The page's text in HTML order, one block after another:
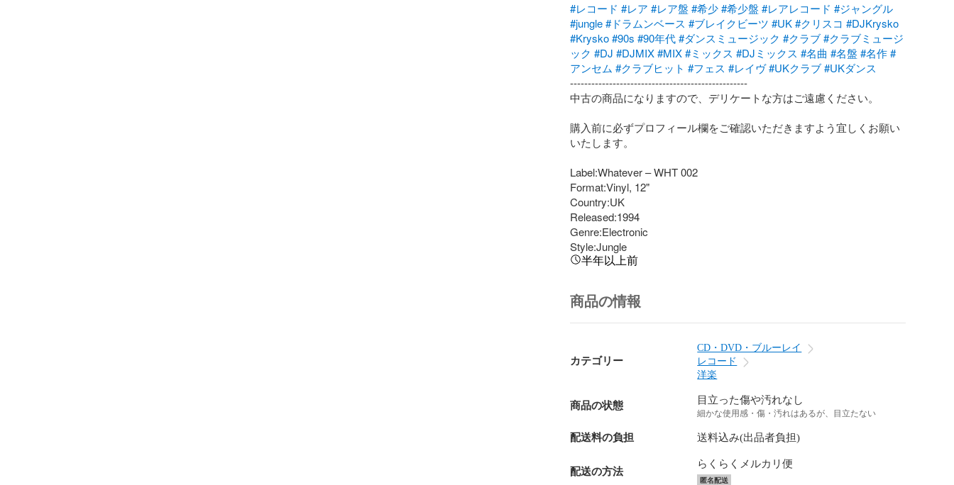
#レコード #レア #レア盤 #希少 #希少盤 #レアレコード #ジャングル
#jungle #ドラムンベース #ブレイクビーツ #UK #クリスコ #DJKrysko
#Krysko #90s #90年代 #ダンスミュージック #クラブ #クラブミュージ
ック #DJ #DJMIX #MIX #ミックス #DJミックス #名曲 #名盤 #名作 #
アンセム #クラブヒット #フェス #レイヴ #UKクラブ #UKダンス
--------------------------------------------------
中古の商品になりますので、デリケートな方はご遠慮ください。
購入前に必ずプロフィール欄をご確認いただきますよう宜しくお願い
いたします。
Label:Whatever – WHT 002
Format:Vinyl, 12"
Country:UK
Released:1994
Genre:Electronic
Style:Jungle
半年以上前
商品の情報
カテゴリー
CD・DVD・ブルーレイ
レコード
洋楽
商品の状態 目立った傷や汚れなし
細かな使用感・傷・汚れはあるが、目立たない
配送料の負担 送料込み(出品者負担)
配送の方法
らくらくメルカリ便
匿名配送